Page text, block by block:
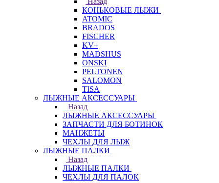
КОНЬКОВЫЕ ЛЫЖИ
ATOMIC
BRADOS
FISCHER
KV+
MADSHUS
ONSKI
PELTONEN
SALOMON
TISA
ЛЫЖНЫЕ АКСЕССУАРЫ
Назад
ЛЫЖНЫЕ АКСЕССУАРЫ
ЗАПЧАСТИ ДЛЯ БОТИНОК
МАНЖЕТЫ
ЧЕХЛЫ ДЛЯ ЛЫЖ
ЛЫЖНЫЕ ПАЛКИ
Назад
ЛЫЖНЫЕ ПАЛКИ
ЧЕХЛЫ ДЛЯ ПАЛОК